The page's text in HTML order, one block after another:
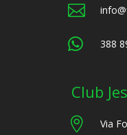

 388
Club
 Via